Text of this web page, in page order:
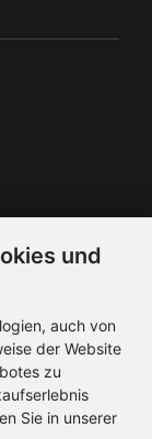
und
auch von
der Website
zu
Sie in unserer